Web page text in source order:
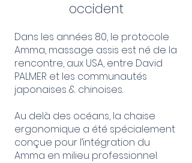
occident
Dans les années 80, le protocole
Amma, massage assis est né de la
rencontre, aux USA, entre David
PALMER et les communautés
japonaises & chinoises.
Au delà des océans, la chaise
ergonomique a été spécialement
conçue pour l’intégration du
Amma en milieu professionnel.